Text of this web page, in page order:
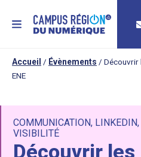
MENU
Accueil / Évènements / Découvrir
ENE
COMMUNICATION, LINKEDIN,
VISIBILITÉ
Découvrir les